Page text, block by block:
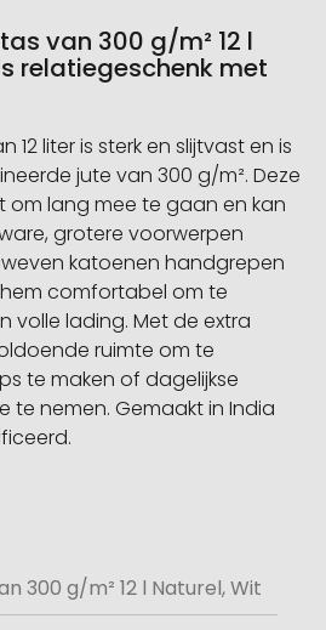
van 300 g/m² 12 l
relatiegeschenk met
liter is sterk en slijtvast en is
jute van 300 g/m². Deze
lang mee te gaan en kan
grotere voorwerpen
katoenen handgrepen
comfortabel om te
volle lading. Met de extra
ruimte om te
te maken of dagelijkse
te nemen. Gemaakt in India
300 g/m² 12 l Naturel, Wit